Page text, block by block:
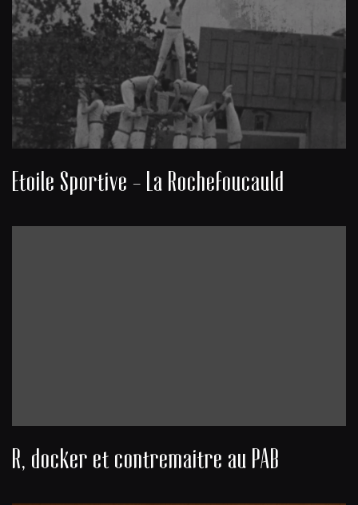
Etoile Sportive - La Rochefoucauld
R, docker et contremaitre au PAB